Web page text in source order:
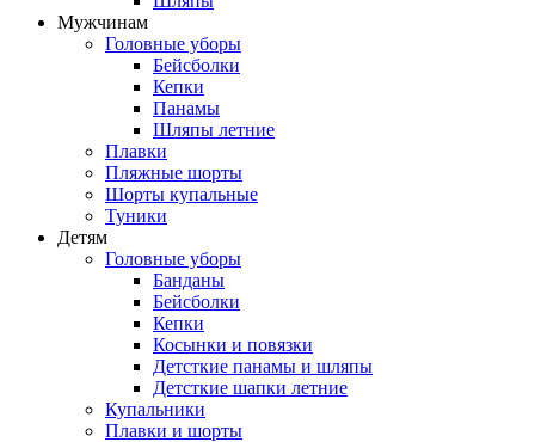
Мужчинам
Головные уборы
Бейсболки
Кепки
Панамы
Шляпы летние
Плавки
Пляжные шорты
Шорты купальные
Туники
Детям
Головные уборы
Банданы
Бейсболки
Кепки
Косынки и повязки
Детсткие панамы и шляпы
Детсткие шапки летние
Купальники
Плавки и шорты